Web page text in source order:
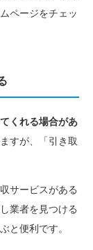
ページをチェッ
くれる場合があ
すが、「引き取
サービスがある
業者を見つける
と便利です。